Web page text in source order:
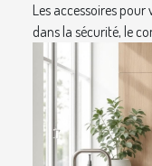
Les accessoires
dans la sécurité, le